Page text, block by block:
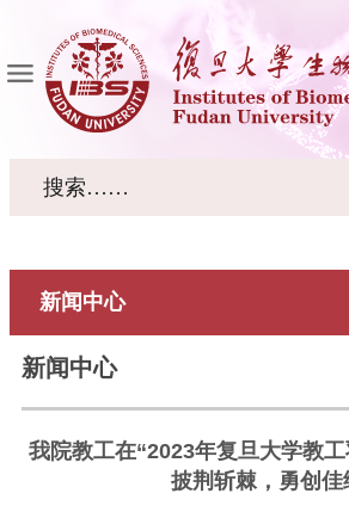
新闻中心
新闻中心
我院教工在“2023年复旦大学教
披荆斩棘，勇创佳